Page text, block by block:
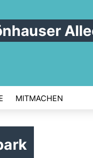
MITMACHEN